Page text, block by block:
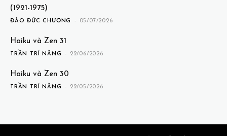
(1921-1975)
ĐÀO ĐỨC CHƯƠNG - 05/07/2026
Haiku và Zen 31
TRẦN TRÍ NĂNG - 22/06/2026
Haiku và Zen 30
TRẦN TRÍ NĂNG - 22/05/2026